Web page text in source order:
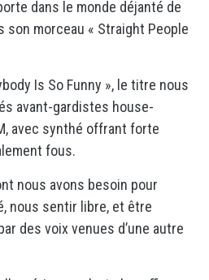
dans le monde déjanté de
son morceau « Straight People
Is So Funny », le titre nous
avant-gardistes house-
avec synthé offrant forte
fous.
nous avons besoin pour
nous sentir libre, et être
des voix venues d’une autre